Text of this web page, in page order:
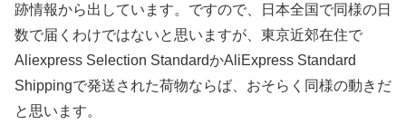
跡情報から出しています。ですので、日本全国で同様の日
数で届くわけではないと思いますが、東京近郊在住で
Aliexpress Selection StandardかAliExpress Standard
Shippingで発送された荷物ならば、おそらく同様の動きだ
と思います。